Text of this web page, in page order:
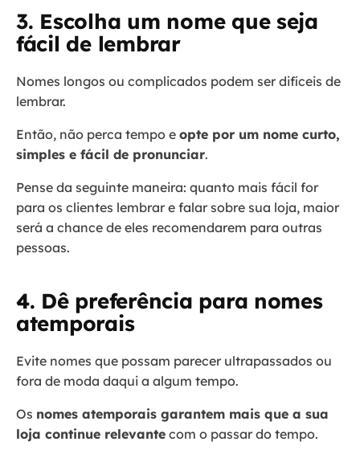
3. Escolha um nome que seja
fácil de lembrar
Nomes longos ou complicados podem ser difíceis de
lembrar.
Então, não perca tempo e opte por um nome curto,
simples e fácil de pronunciar.
Pense da seguinte maneira: quanto mais fácil for
para os clientes lembrar e falar sobre sua loja, maior
será a chance de eles recomendarem para outras
pessoas.
4. Dê preferência para nomes
atemporais
Evite nomes que possam parecer ultrapassados ou
fora de moda daqui a algum tempo.
Os nomes atemporais garantem mais que a sua
loja continue relevante com o passar do tempo.